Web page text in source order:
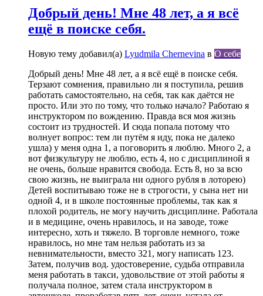
Добрый день! Мне 48 лет, а я всё
ещё в поиске себя.
Новую тему добавил(а) Lyudmila Chernevina в О себе
Добрый день! Мне 48 лет, а я всё ещё в поиске себя.
Терзают сомнения, правильно ли я поступила, решив
работать самостоятельно, на себя, так как даётся не
просто. Или это по тому, что только начало? Работаю я
инструктором по вождению. Правда вся моя жизнь
состоит из трудностей. И сюда попала потому что
волнует вопрос: тем ли путём я иду, пока не далеко
ушла) у меня одна 1, а поговорить я люблю. Много 2, а
вот физкультуру не люблю, есть 4, но с дисциплиной я
не очень, больше нравится свобода. Есть 8, но за всю
свою жизнь, не выиграла ни одного рубля в лоторею)
Детей воспитываю тоже не в строгости, у сына нет ни
одной 4, и в школе постоянные проблемы, так как я
плохой родитель, не могу научить дисциплине. Работала
и в медицине, очень нравилось, и на заводе, тоже
интересно, хоть и тяжело. В торговле немного, тоже
нравилось, но мне там нельзя работать из за
невнимательности, вместо 321, могу написать 123.
Затем, получив вод. удостоверение, судьба отправила
меня работать в такси, удовольствие от этой работы я
получала полное, затем стала инструктором в